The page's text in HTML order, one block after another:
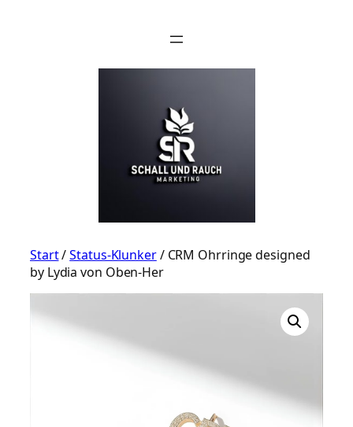
Start/Status-Klunker/ CRM Ohrringe designed
by Lydia von Oben-Her